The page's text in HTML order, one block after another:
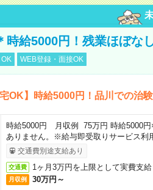
時給5000円！残業ほぼな
WEB登録・面接OK
宅OK】時給5000円！品川での治
時給5000円 月収例 75万円 時給5000
ありません。※給与即受取りサービス利
交通費別途支給あり
交通費 1ヶ月3万円を上限として実費支給
月収例 30万円～